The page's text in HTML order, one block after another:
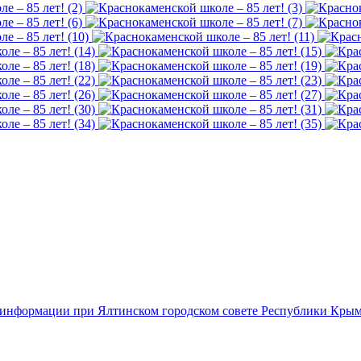
при Ялтинском городском совете Республики